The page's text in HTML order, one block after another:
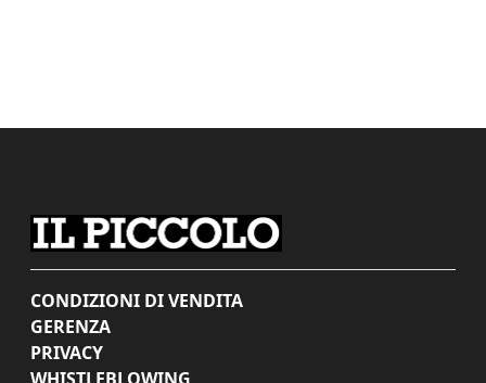
CONDIZIONI DI VENDITA
GERENZA
PRIVACY